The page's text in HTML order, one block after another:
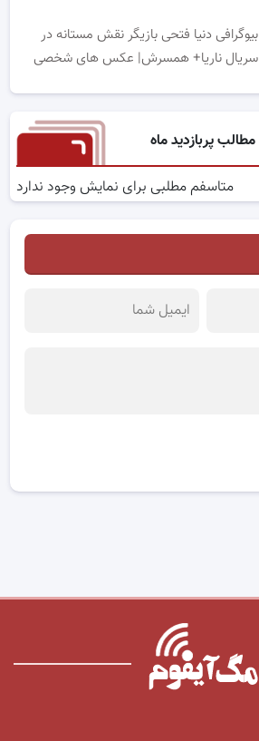
بیوگرافی دنیا فتحی بازیگر نقش مستانه در
سریال ناریا+ همسرش| عکس های شخصی
مطالب پربازدید ماه
متاسفم مطلبی برای نمایش وجود ندارد